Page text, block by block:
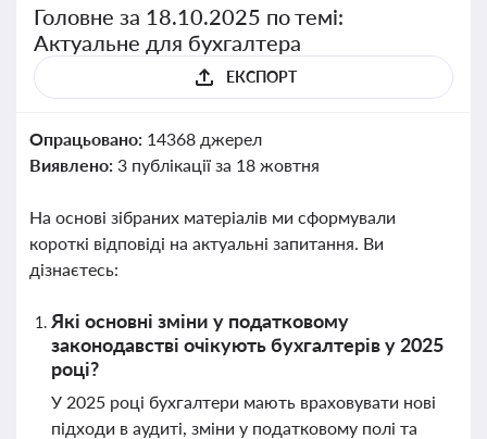
Головне за 18.10.2025 по темі:
Актуальне для бухгалтера
ЕКСПОРТ
Опрацьовано: 14368 джерел
Виявлено: 3 публікації за 18 жовтня
На основі зібраних матеріалів ми сформували
короткі відповіді на актуальні запитання. Ви
дізнаєтесь:
Які основні зміни у податковому
законодавстві очікують бухгалтерів у 2025
році?
У 2025 році бухгалтери мають враховувати нові
підходи в аудиті, зміни у податковому полі та